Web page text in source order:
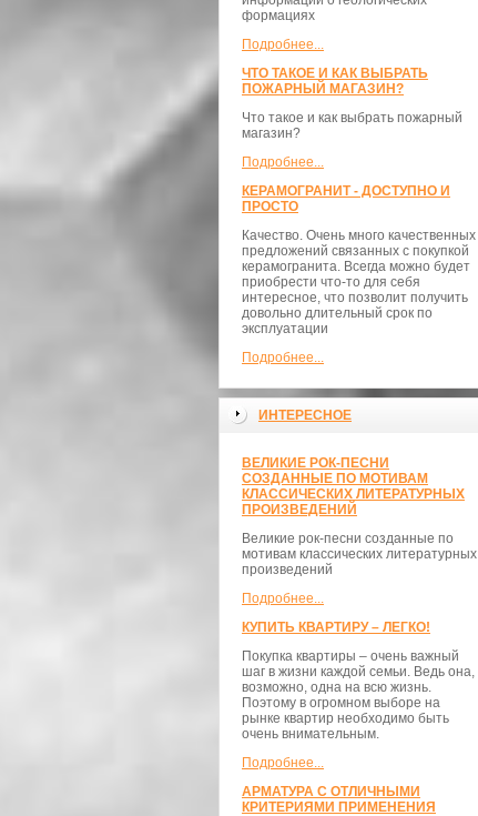
формациях
Подробнее...
ЧТО ТАКОЕ И КАК ВЫБРАТЬ
ПОЖАРНЫЙ МАГАЗИН?
Что такое и как выбрать пожарный
магазин?
Подробнее...
КЕРАМОГРАНИТ - ДОСТУПНО И
ПРОСТО
Качество. Очень много качественных
предложений связанных с покупкой
керамогранита. Всегда можно будет
приобрести что-то для себя
интересное, что позволит получить
довольно длительный срок по
эксплуатации
Подробнее...
ИНТЕРЕСНОЕ
ВЕЛИКИЕ РОК-ПЕСНИ
СОЗДАННЫЕ ПО МОТИВАМ
КЛАССИЧЕСКИХ ЛИТЕРАТУРНЫХ
ПРОИЗВЕДЕНИЙ
Великие рок-песни созданные по
мотивам классических литературных
произведений
Подробнее...
КУПИТЬ КВАРТИРУ – ЛЕГКО!
Покупка квартиры – очень важный
шаг в жизни каждой семьи. Ведь она,
возможно, одна на всю жизнь.
Поэтому в огромном выборе на
рынке квартир необходимо быть
очень внимательным.
Подробнее...
АРМАТУРА С ОТЛИЧНЫМИ
КРИТЕРИЯМИ ПРИМЕНЕНИЯ